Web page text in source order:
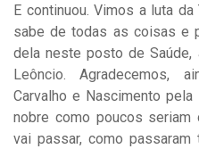
E continuou. Vimos a luta
sabe de todas as coisas e
dela neste posto de
Leôncio. Agradecemos,
Carvalho e Nascimento
nobre como poucos seriam
vai passar, como